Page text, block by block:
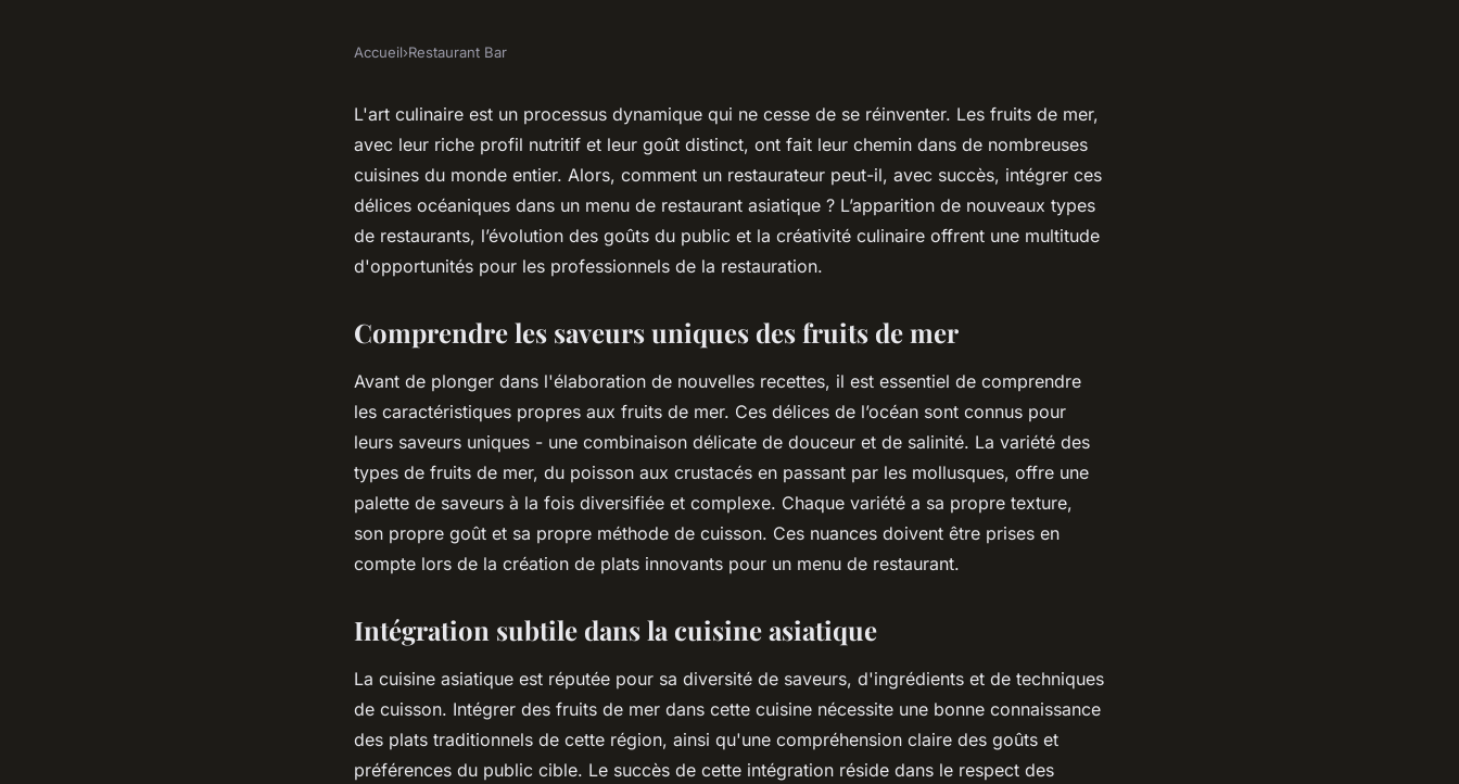
Quelles stratégies pour intégrer des
plats à base de fruits de mer dans un
menu de restaurant asiatique ?
Accueil›Restaurant Bar
L'art culinaire est un processus dynamique qui ne cesse de se réinventer. Les fruits de mer,
avec leur riche profil nutritif et leur goût distinct, ont fait leur chemin dans de nombreuses
cuisines du monde entier. Alors, comment un restaurateur peut-il, avec succès, intégrer ces
délices océaniques dans un menu de restaurant asiatique ? L’apparition de nouveaux types
de restaurants, l’évolution des goûts du public et la créativité culinaire offrent une multitude
d'opportunités pour les professionnels de la restauration.
Comprendre les saveurs uniques des fruits de mer
Avant de plonger dans l'élaboration de nouvelles recettes, il est essentiel de comprendre
les caractéristiques propres aux fruits de mer. Ces délices de l’océan sont connus pour
leurs saveurs uniques - une combinaison délicate de douceur et de salinité. La variété des
types de fruits de mer, du poisson aux crustacés en passant par les mollusques, offre une
palette de saveurs à la fois diversifiée et complexe. Chaque variété a sa propre texture,
son propre goût et sa propre méthode de cuisson. Ces nuances doivent être prises en
compte lors de la création de plats innovants pour un menu de restaurant.
Intégration subtile dans la cuisine asiatique
La cuisine asiatique est réputée pour sa diversité de saveurs, d'ingrédients et de techniques
de cuisson. Intégrer des fruits de mer dans cette cuisine nécessite une bonne connaissance
des plats traditionnels de cette région, ainsi qu'une compréhension claire des goûts et
préférences du public cible. Le succès de cette intégration réside dans le respect des